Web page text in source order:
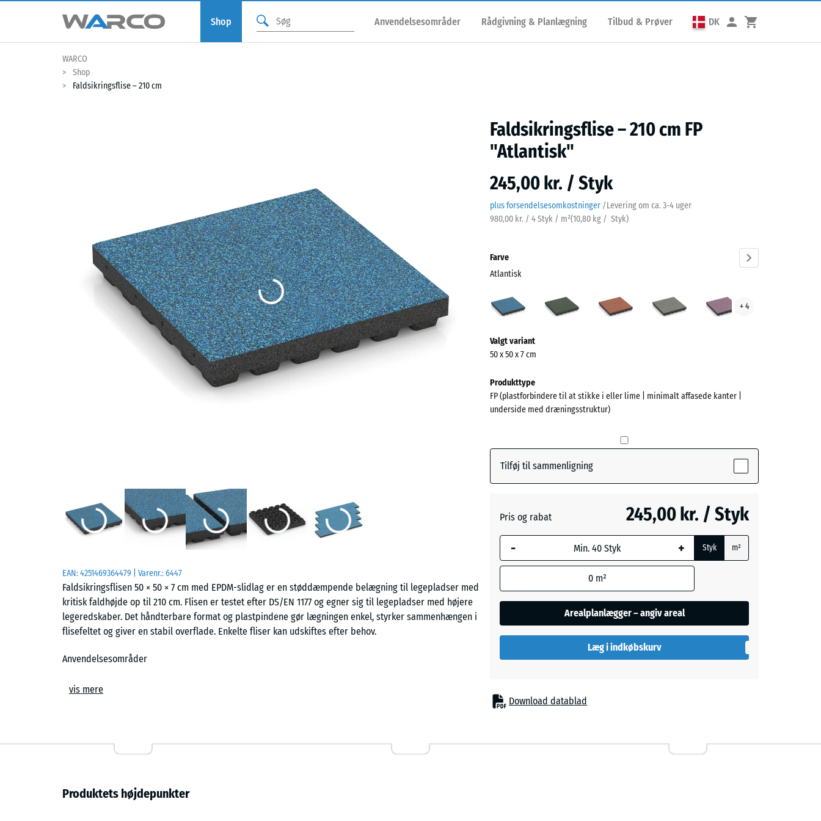
Shop Anvendelsesområder Rådgivning & Planlægning Tilbud & Prøver DK
WARCO
Shop
Faldsikringsflise – 210 cm
Faldsikringsflise – 210 cm FP
"Atlantisk"
245,00 kr. / Styk
plus forsendelsesomkostninger /Levering om ca. 3-4 uger
980,00 kr. / 4 Styk / m²(10,80 kg / Styk)
EAN:4251469364479 | Varenr.:6447
Faldsikringsflisen 50 × 50 × 7 cm med EPDM-slidlag er en støddæmpende belægning til legepladser med
kritisk faldhøjde op til 210 cm. Flisen er testet efter DS/EN 1177 og egner sig til legepladser med højere
legeredskaber. Det håndterbare format og plastpindene gør lægningen enkel, styrker sammenhængen i
flisefeltet og giver en stabil overflade. Enkelte fliser kan udskiftes efter behov.
Anvendelsesområder
Den 7 cm tykke faldsikringsflise beskytter børn mod faldskader under højere legeredskaber, for
Opbygning og lag
Faldsikringsflisen er opbygget i to lag. Det elastiske funktionslag af PU-bundet ELT-gummigranulat giver
støddæmpningen, mens EPDM-slidlaget sikrer en farveægte og vejrbestandig overflade. EPDM er en
vis mere
Farve
Atlantisk
(active)
græs
granit
+ 4
information
om
farverne?
Vis
farvepalette
Engelsk
Grå
granit
Mørkegrå
granit
Valgt variant
50 x 50 x 7 cm
Produkttype
FP (plastforbindere til at stikke i eller lime | minimalt affasede kanter |
underside med dræningsstruktur)
Tilføj til sammenligning
Pris og rabat 245,00 kr. / Styk
- + Styk m²
0 m²
Arealplanlægger – angiv areal
Læg i indkøbskurv
Download datablad
Produktets højdepunkter